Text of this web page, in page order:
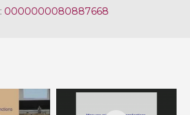
:0000000080887668